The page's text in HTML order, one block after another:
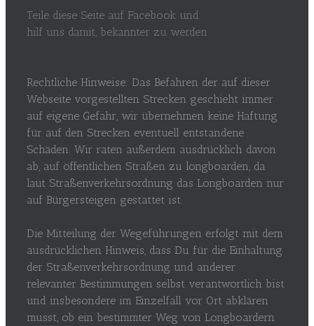
Teile diese Seite auf Facebook und
hilf uns damit, bekannter zu werden
Rechtliche Hinweise: Das Befahren der auf dieser
Webseite vorgestellten Strecken geschieht immer
auf eigene Gefahr, wir übernehmen keine Haftung
für auf den Strecken eventuell entstandene
Schäden. Wir raten außerdem ausdrücklich davon
ab, auf öffentlichen Straßen zu longboarden, da
laut Straßenverkehrsordnung das Longboarden nur
auf Bürgersteigen gestattet ist.
Die Mitteilung der Wegeführungen erfolgt mit dem
ausdrücklichen Hinweis, dass Du für die Einhaltung
der Straßenverkehrsordnung und anderer
relevanter Bestimmungen selbst verantwortlich bist
und insbesondere im Einzelfall vor Ort abklären
musst, ob ein bestimmter Weg von Longboardern